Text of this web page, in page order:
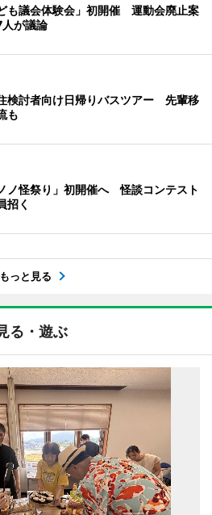
も議会体験会」初開催 運動会廃止案
が議論
検討者向け日帰りバスツアー 先輩移
も
ノ怪祭り」初開催へ 怪談コンテスト
招く
もっと見る
る・遊ぶ